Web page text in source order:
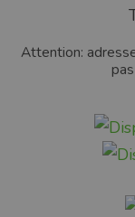
Attention: